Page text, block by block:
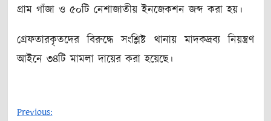
গ্রাম গাঁজা ও ৫০টি নেশাজাতীয় ইনজেকশন জব্দ করা হয়।
গ্রেফতারকৃতদের বিরুদ্ধে সংশ্লিষ্ট থানায় মাদকদ্রব্য নিয়ন্ত্রণ
আইনে ৩৪টি মামলা দায়ের করা হয়েছে।
Previous: